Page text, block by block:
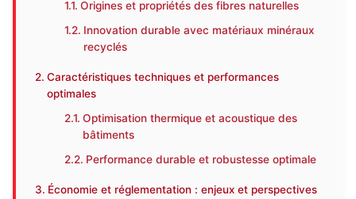
Origines et propriétés des fibres naturelles
Innovation durable avec matériaux minéraux
recyclés
Caractéristiques techniques et performances
optimales
Optimisation thermique et acoustique des
bâtiments
Performance durable et robustesse optimale
Économie et réglementation : enjeux et perspectives